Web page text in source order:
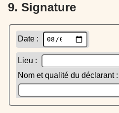
9. Signature
Date :
Lieu :
Nom et qualité du déclarant :